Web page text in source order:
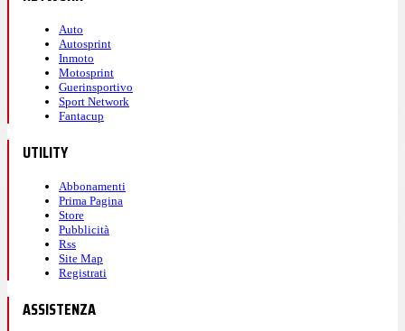
Auto
Autosprint
Inmoto
Motosprint
Guerinsportivo
Sport Network
Fantacup
UTILITY
Abbonamenti
Prima Pagina
Store
Pubblicità
Rss
Site Map
Registrati
ASSISTENZA